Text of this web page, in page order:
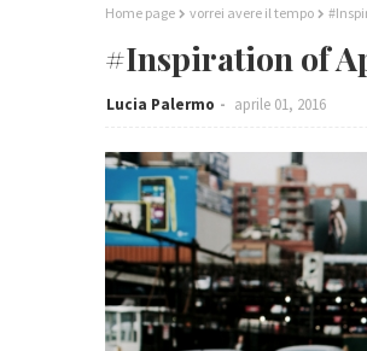
Home page vorrei avere il tempo
#Inspiration of
Lucia Palermo aprile 01, 2016